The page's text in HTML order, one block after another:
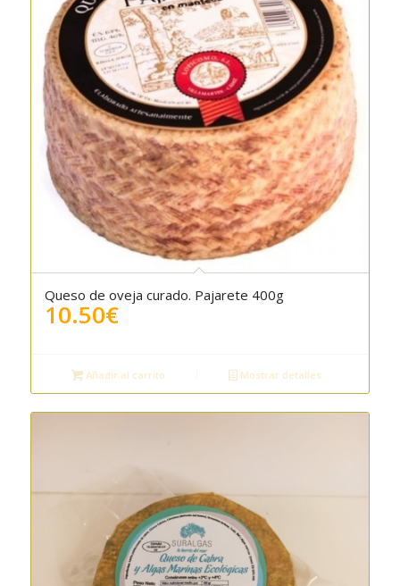
5.00
Queso de oveja curado. Pajarete 400g
10.50€
Añadir al carrito Mostrar detalles